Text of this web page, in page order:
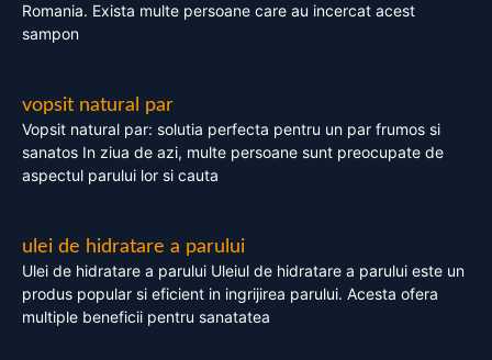
Romania. Exista multe persoane care au incercat acest
sampon
vopsit natural par
Vopsit natural par: solutia perfecta pentru un par frumos si
sanatos In ziua de azi, multe persoane sunt preocupate de
aspectul parului lor si cauta
ulei de hidratare a parului
Ulei de hidratare a parului Uleiul de hidratare a parului este un
produs popular si eficient in ingrijirea parului. Acesta ofera
multiple beneficii pentru sanatatea